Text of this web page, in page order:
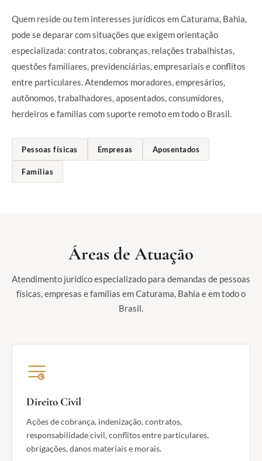
Quem reside ou tem interesses jurídicos em Caturama, Bahia,
pode se deparar com situações que exigem orientação
especializada: contratos, cobranças, relações trabalhistas,
questões familiares, previdenciárias, empresariais e conflitos
entre particulares. Atendemos moradores, empresários,
autônomos, trabalhadores, aposentados, consumidores,
herdeiros e famílias com suporte remoto em todo o Brasil.
Pessoas físicas Empresas Aposentados
Famílias
Áreas de Atuação
Atendimento jurídico especializado para demandas de pessoas
físicas, empresas e famílias em Caturama, Bahia e em todo o
Brasil.
Direito Civil
Ações de cobrança, indenização, contratos,
responsabilidade civil, conflitos entre particulares,
obrigações, danos materiais e morais.